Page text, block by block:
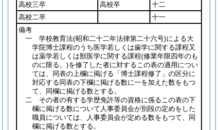
高校三卒 高校卒
十二
高校二卒
十一
備考
一 学校教育法(昭和二十二年法律第二十六号)による大
学院博士課程のうち医学若しくは歯学に関する課程又
は薬学若しくは獣医学に関する課程(修業年限四年のも
のに限る。)を修了した者に対するこの表の適用につい
ては、同表の上欄に掲げる「博士課程修了」の区分に
対応する同表の下欄に掲げる数に一を加えた数をもつ
て、同欄に掲げる数とする。
二 その者の有する学歴免許等の資格に係るこの表の下
欄に掲げる数について人事委員会が別段の定めをした
職員については、人事委員会が定める数をもつて、同
欄に掲げる数とする。